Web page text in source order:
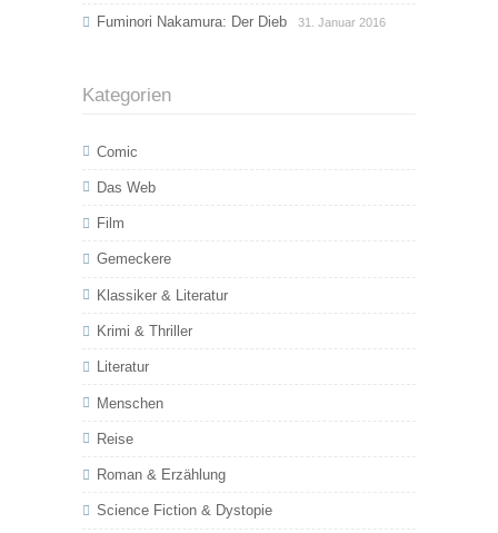
Fuminori Nakamura: Der Dieb 31. Januar 2016
Kategorien
Comic
Das Web
Film
Gemeckere
Klassiker & Literatur
Krimi & Thriller
Literatur
Menschen
Reise
Roman & Erzählung
Science Fiction & Dystopie